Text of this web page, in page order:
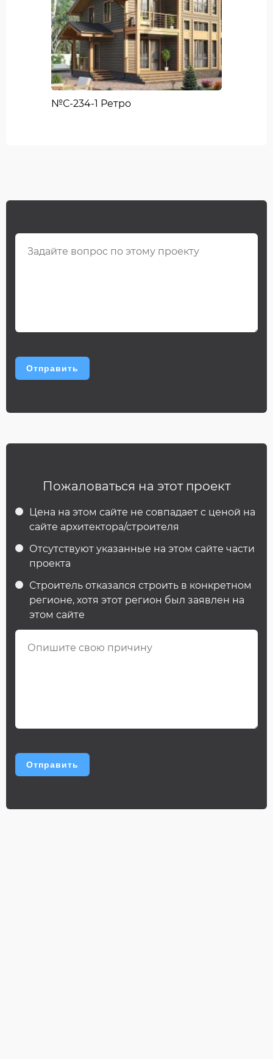
№С-234-1 Ретро
Пожаловаться на этот проект
Цена на этом сайте не совпадает с ценой на
сайте архитектора/строителя
Отсутствуют указанные на этом сайте части
проекта
Строитель отказался строить в конкретном
регионе, хотя этот регион был заявлен на
этом сайте